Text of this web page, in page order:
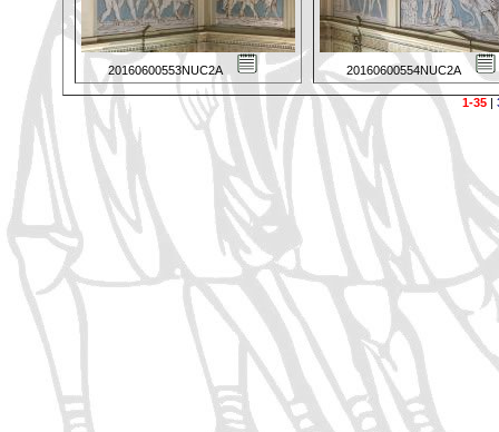
20160600553NUC2A 20160600554NUC2A
1-35|